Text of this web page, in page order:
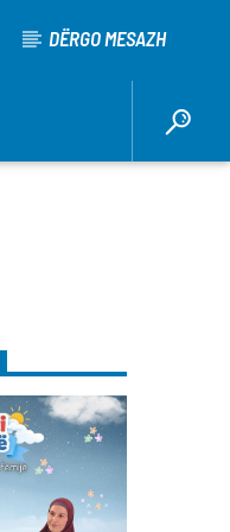
DËRGO MESAZH